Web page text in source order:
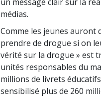
médias.
Comme les jeunes auront
prendre de drogue si on
vérité sur la drogue » est
unités responsables du
millions de livrets
sensibilisé plus de 260